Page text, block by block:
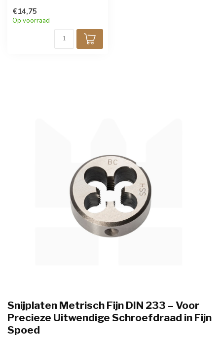
€14,75
Op voorraad
Snijplaten Metrisch Fijn DIN 233 – Voor
Precieze Uitwendige Schroefdraad in Fijn
Spoed